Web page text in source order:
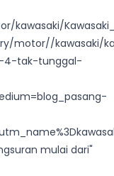
motor//kawasaki/
4-tak-tunggal-
mulai dari"